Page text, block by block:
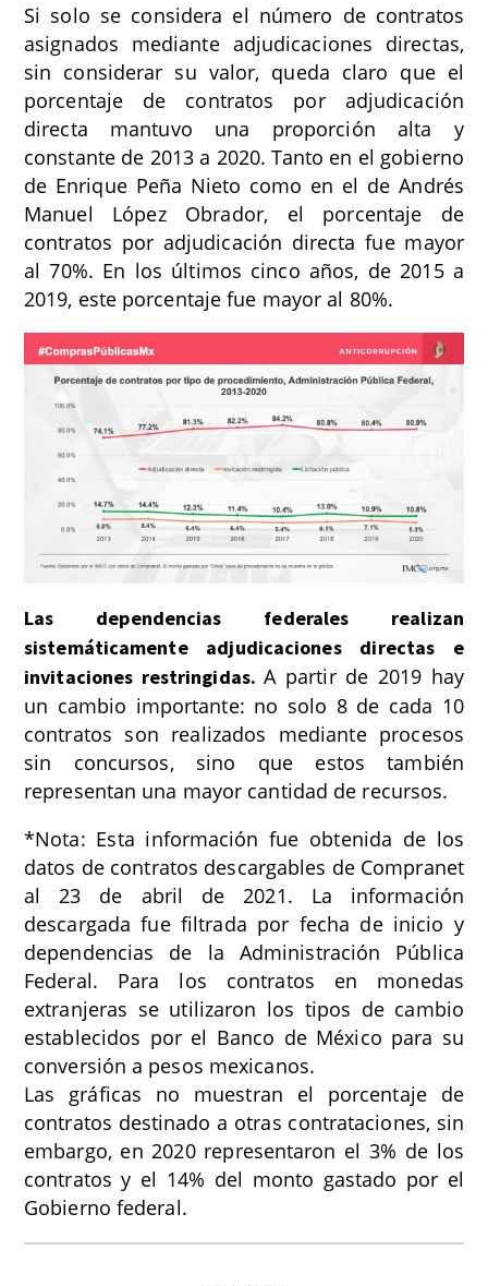
Si solo se considera el número de contratos
asignados mediante adjudicaciones directas,
sin considerar su valor, queda claro que el
porcentaje de contratos por adjudicación
directa mantuvo una proporción alta y
constante de 2013 a 2020. Tanto en el gobierno
de Enrique Peña Nieto como en el de Andrés
Manuel López Obrador, el porcentaje de
contratos por adjudicación directa fue mayor
al 70%. En los últimos cinco años, de 2015 a
2019, este porcentaje fue mayor al 80%.
Las dependencias federales realizan
sistemáticamente adjudicaciones directas e
invitaciones restringidas.A partir de 2019 hay
un cambio importante: no solo 8 de cada 10
contratos son realizados mediante procesos
sin concursos, sino que estos también
representan una mayor cantidad de recursos.
*Nota: Esta información fue obtenida de los
datos de contratos descargables de Compranet
al 23 de abril de 2021. La información
descargada fue filtrada por fecha de inicio y
dependencias de la Administración Pública
Federal. Para los contratos en monedas
extranjeras se utilizaron los tipos de cambio
establecidos por el Banco de México para su
conversión a pesos mexicanos.
Las gráficas no muestran el porcentaje de
contratos destinado a otras contrataciones, sin
embargo, en 2020 representaron el 3% de los
contratos y el 14% del monto gastado por el
Gobierno federal.